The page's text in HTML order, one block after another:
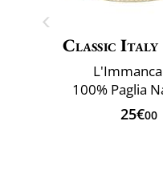
Classic Italy
100% Paglia
25€00